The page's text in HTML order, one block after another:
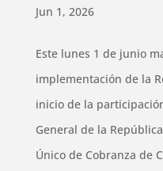
Jun 1, 2026
Este lunes 1 de junio
implementación de la
inicio de la
General de la
Único de Cobranza de